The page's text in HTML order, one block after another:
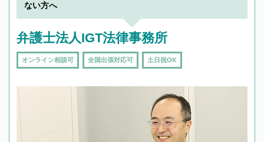
ない方へ
弁護士法人IGT法律事務所
オンライン相談可 全国出張対応可 土日祝OK